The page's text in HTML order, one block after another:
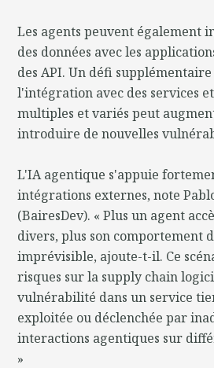
Les agents peuvent également
des données avec les
des API. Un défi supplémentaire
l'intégration avec des services
multiples et variés peut
introduire de nouvelles
L'IA agentique s'appuie
intégrations externes, note
(BairesDev). « Plus un agent
divers, plus son comportement
imprévisible, ajoute-t-il. Ce
risques sur la supply chain
vulnérabilité dans un service
exploitée ou déclenchée par
interactions agentiques sur
»